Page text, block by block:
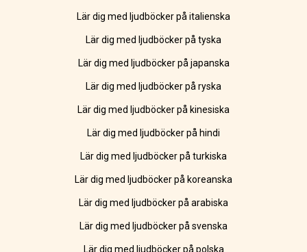
Lär dig med ljudböcker på italienska
Lär dig med ljudböcker på tyska
Lär dig med ljudböcker på japanska
Lär dig med ljudböcker på ryska
Lär dig med ljudböcker på kinesiska
Lär dig med ljudböcker på hindi
Lär dig med ljudböcker på turkiska
Lär dig med ljudböcker på koreanska
Lär dig med ljudböcker på arabiska
Lär dig med ljudböcker på svenska
Lär dig med ljudböcker på polska